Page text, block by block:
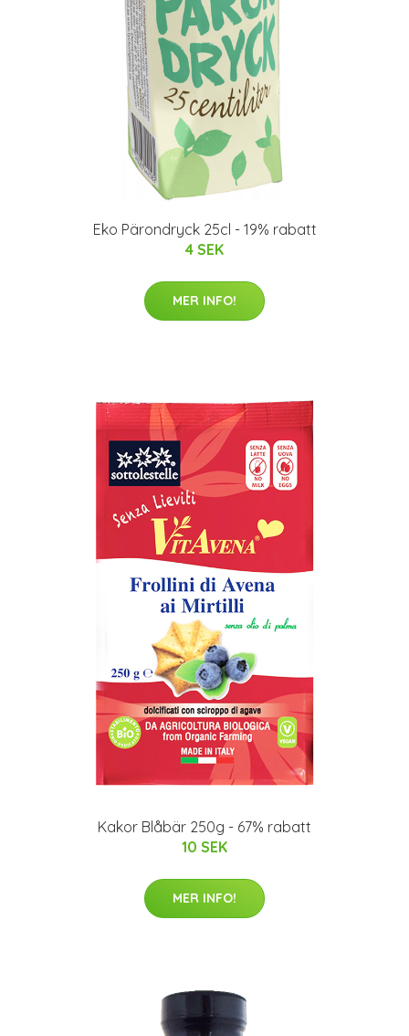
Eko Pärondryck 25cl - 19% rabatt
4 SEK
MER INFO!
Kakor Blåbär 250g - 67% rabatt
10 SEK
MER INFO!